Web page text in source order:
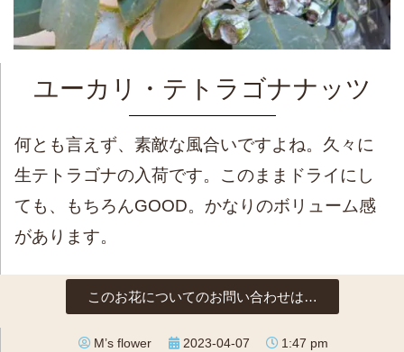
ユーカリ・テトラゴナナッツ
何とも言えず、素敵な風合いですよね。久々に
生テトラゴナの入荷です。このままドライにし
ても、もちろんGOOD。かなりのボリューム感
があります。
このお花についてのお問い合わせは…
M’s flower 2023-04-07 1:47 pm